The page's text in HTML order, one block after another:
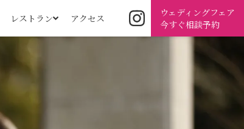
レストラン アクセス
ウェディングフェア
今すぐ相談予約